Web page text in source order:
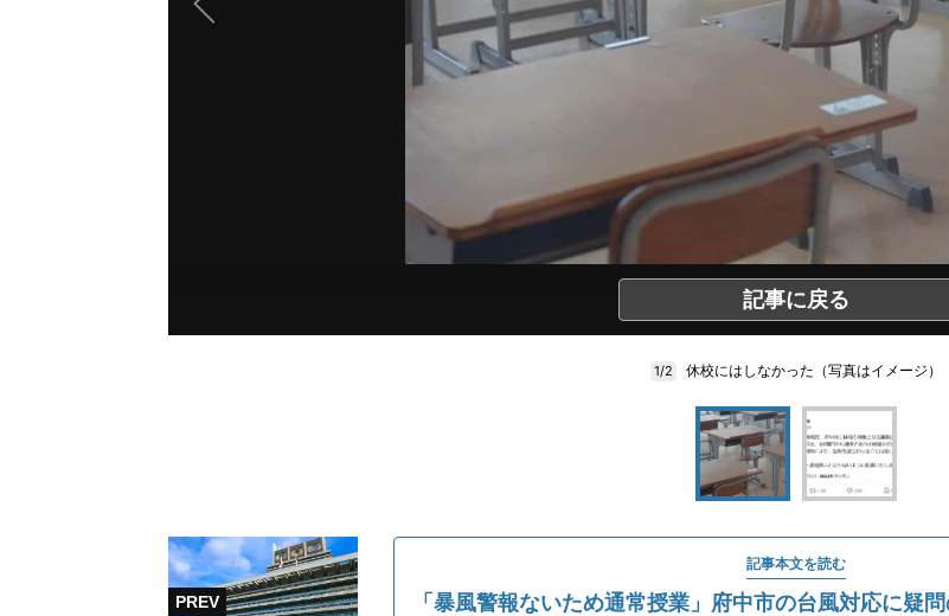
記事に戻る
1/2 休校にはしなかった（写真はイメージ）
記事本文を読む
「暴風警報ないため通常授業」府中市の台風対応に疑